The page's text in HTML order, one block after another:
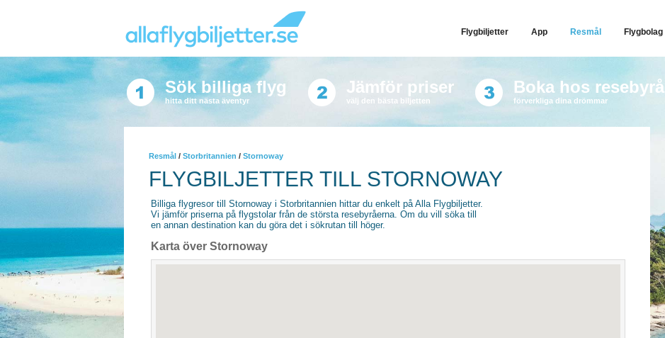
Flygbiljetter App Resmål Flygbolag
Sök billiga flyg
hitta ditt nästa äventyr
Jämför priser
välj den bästa biljetten
Boka hos resebyrå
förverkliga dina drömmar
Resmål / Storbritannien / Stornoway
FLYGBILJETTER TILL STORNOWAY
Billiga flygresor till Stornoway i Storbritannien hittar du enkelt på Alla Flygbiljetter.
Vi jämför priserna på flygstolar från de största resebyråerna. Om du vill söka till
en annan destination kan du göra det i sökrutan till höger.
Karta över Stornoway